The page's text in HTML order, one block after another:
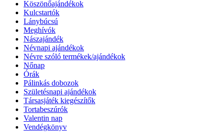
Köszönőajándékok
Kulcstartók
Lánybúcsú
Meghívók
Nászajándék
Névnapi ajándékok
Névre szóló termékek/ajándékok
Nőnap
Órák
Pálinkás dobozok
Születésnapi ajándékok
Társasjáték kiegészítők
Tortabeszúrók
Valentin nap
Vendégkönyv